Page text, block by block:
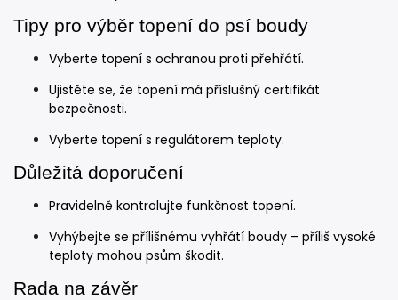
Tipy pro výběr topení do psí boudy
Vyberte topení s ochranou proti přehřátí.
Ujistěte se, že topení má příslušný certifikát
bezpečnosti.
Vyberte topení s regulátorem teploty.
Důležitá doporučení
Pravidelně kontrolujte funkčnost topení.
Vyhýbejte se přílišnému vyhřátí boudy – příliš vysoké
teploty mohou psům škodit.
Rada na závěr